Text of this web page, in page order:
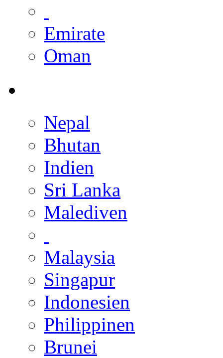
Emirate
Oman
Nepal
Bhutan
Indien
Sri Lanka
Malediven
Malaysia
Singapur
Indonesien
Philippinen
Brunei